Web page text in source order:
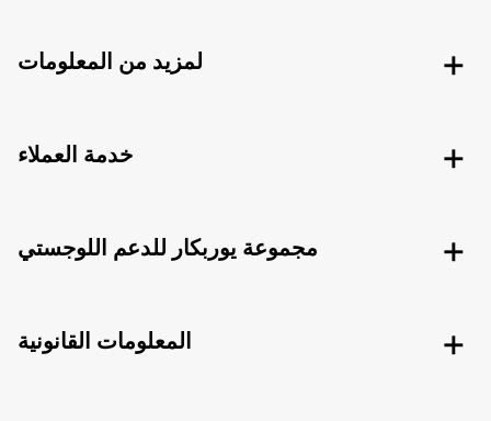
لمزيد من المعلومات
خدمة العملاء
مجموعة يوربكار للدعم اللوجستي
المعلومات القانونية